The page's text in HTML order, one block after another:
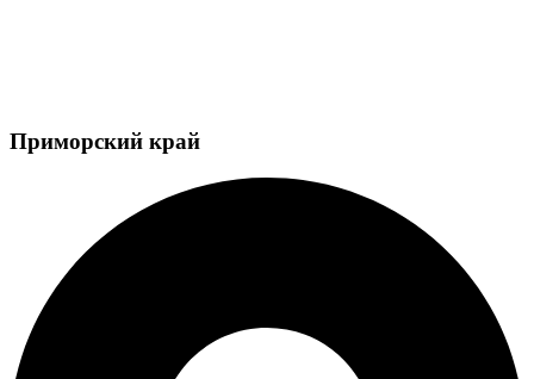
Приморский край